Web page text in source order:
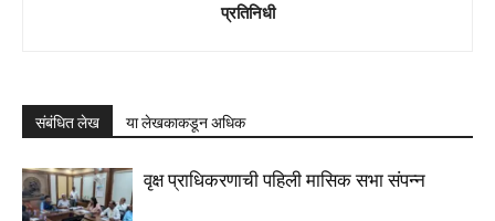
प्रतिनिधी
संबंधित लेख या लेखकाकडून अधिक
वृक्ष प्राधिकरणाची पहिली मासिक सभा संपन्न